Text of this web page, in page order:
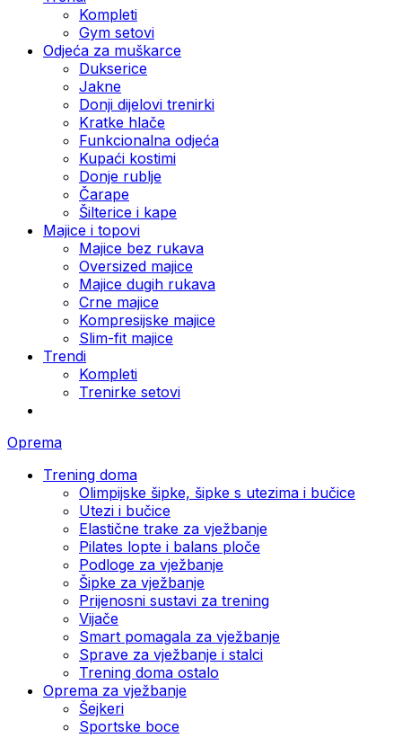
Kompleti
Gym setovi
Odjeća za muškarce
Dukserice
Jakne
Donji dijelovi trenirki
Kratke hlače
Funkcionalna odjeća
Kupaći kostimi
Donje rublje
Čarape
Šilterice i kape
Majice i topovi
Majice bez rukava
Oversized majice
Majice dugih rukava
Crne majice
Kompresijske majice
Slim-fit majice
Trendi
Kompleti
Trenirke setovi
Oprema
Trening doma
Olimpijske šipke, šipke s utezima i bučice
Utezi i bučice
Elastične trake za vježbanje
Pilates lopte i balans ploče
Podloge za vježbanje
Šipke za vježbanje
Prijenosni sustavi za trening
Vijače
Smart pomagala za vježbanje
Sprave za vježbanje i stalci
Trening doma ostalo
Oprema za vježbanje
Šejkeri
Sportske boce